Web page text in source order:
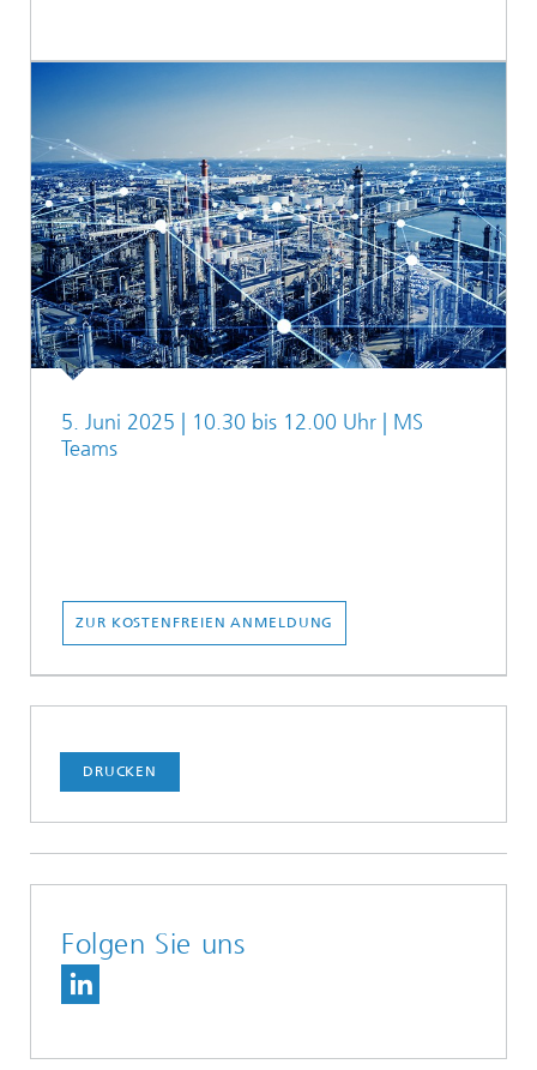
5. Juni 2025 | 10.30 bis 12.00 Uhr | MS
Teams
ZUR KOSTENFREIEN ANMELDUNG
DRUCKEN
Folgen Sie uns